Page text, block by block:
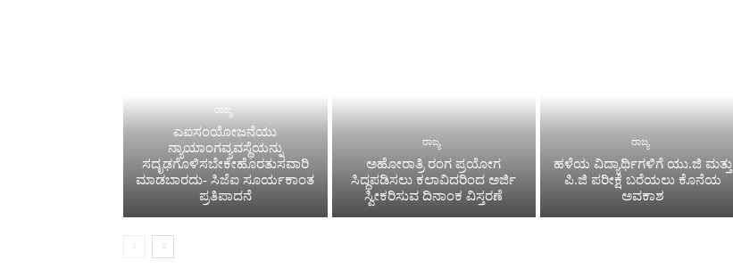
ರಾಜ್ಯ
ಎಐಸಂಯೋಜನೆಯು
ನ್ಯಾಯಾಂಗವ್ಯವಸ್ಥೆಯನ್ನು
ಸದೃಢಗೊಳಿಸಬೇಕೇಹೊರತುಸವಾರಿ
ಮಾಡಬಾರದು- ಸಿಜೆಐ ಸೂರ್ಯಕಾಂತ
ಪ್ರತಿಪಾದನೆ
ರಾಜ್ಯ
ಅಹೋರಾತ್ರಿ ರಂಗ ಪ್ರಯೋಗ
ಸಿದ್ಧಪಡಿಸಲು ಕಲಾವಿದರಿಂದ ಅರ್ಜಿ
ಸ್ವೀಕರಿಸುವ ದಿನಾಂಕ ವಿಸ್ತರಣೆ
ರಾಜ್ಯ
ಹಳೆಯ ವಿದ್ಯಾರ್ಥಿಗಳಿಗೆ ಯು.ಜಿ ಮತ್ತು
ಪಿ.ಜಿ ಪರೀಕ್ಷೆ ಬರೆಯಲು ಕೊನೆಯ
ಅವಕಾಶ